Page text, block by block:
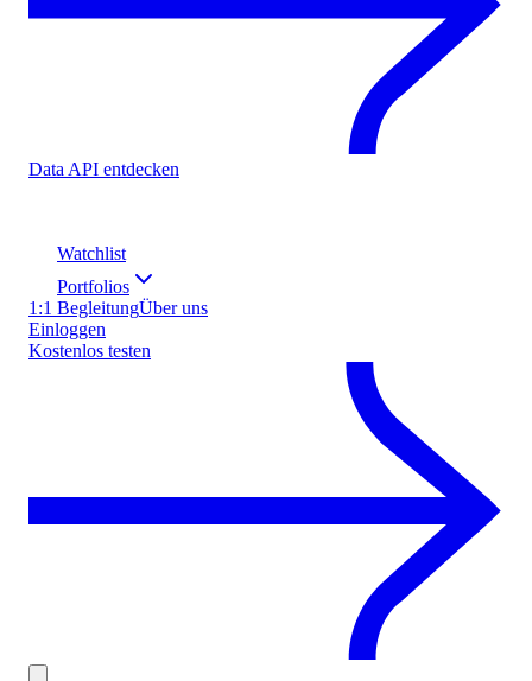
Data API entdecken
Watchlist
Portfolios
1:1 BegleitungÜber uns
Einloggen
Kostenlos testen